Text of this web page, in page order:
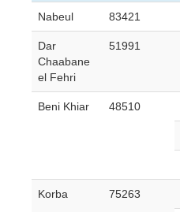
Nabeul 83421
Dar
Chaabane
el Fehri
51991
Beni Khiar 48510
Korba 75263